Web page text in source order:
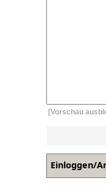
[Vorschau